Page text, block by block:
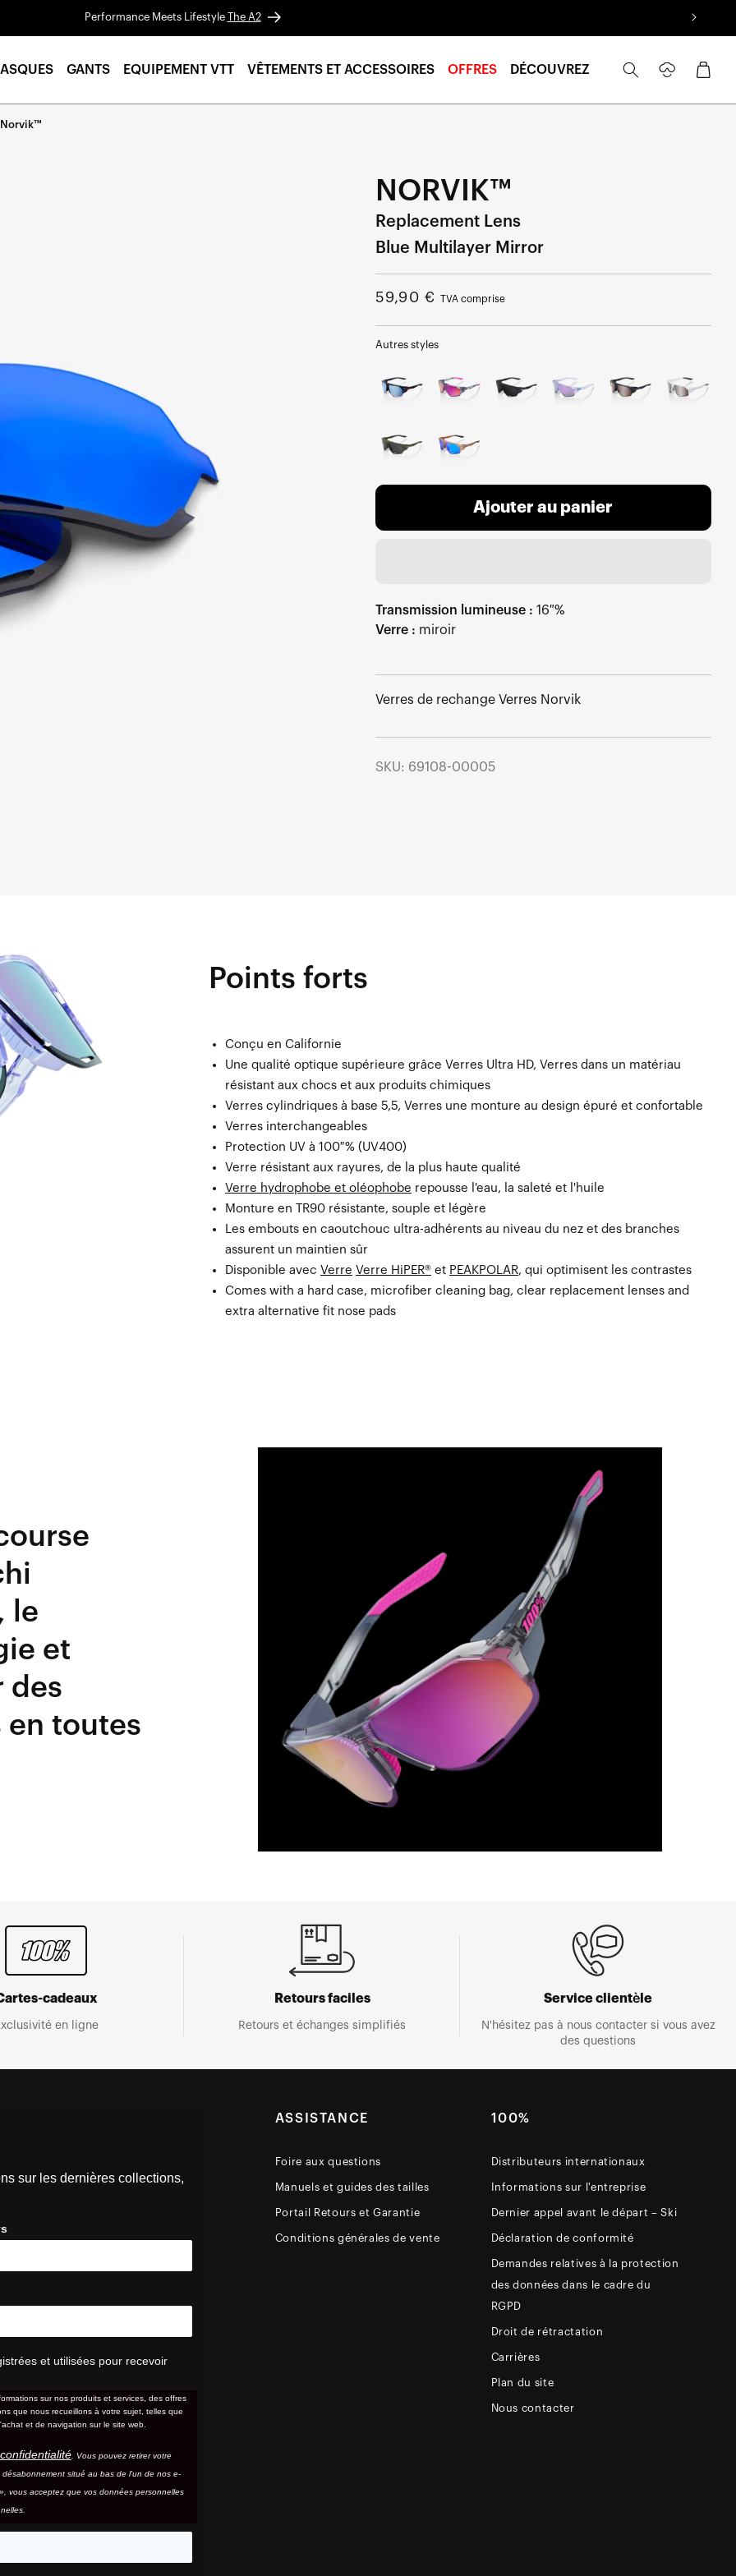
Performance Meets Lifestyle The A2
GANTS EQUIPEMENT VTT VÊTEMENTS ET ACCESSOIRES OFFRES DÉCOUVREZ
connecter
Panier
NORVIK™
Replacement Lens
Blue Multilayer Mirror
Prix
59,90 € TVA comprise
Autres styles
Ajouter au panier
Transmission lumineuse : 16 %
Verre : miroir
Verres de rechange Verres Norvik
SKU: 69108-00005
Points forts
Conçu en Californie
Une qualité optique supérieure grâce Verres Ultra HD, Verres dans un matériau
résistant aux chocs et aux produits chimiques
Verres cylindriques à base 5,5, Verres une monture au design épuré et confortable
Verres interchangeables
Protection UV à 100 % (UV400)
Verre résistant aux rayures, de la plus haute qualité
Verre hydrophobe et oléophobe repousse l'eau, la saleté et l'huile
Monture en TR90 résistante, souple et légère
Les embouts en caoutchouc ultra-adhérents au niveau du nez et des branches
assurent un maintien sûr
Disponible avec Verre Verre HiPER® et PEAKPOLAR, qui optimisent les contrastes
Comes with a hard case, microfiber cleaning bag, clear replacement lenses and
extra alternative fit nose pads
le
et
des
en toutes
cadeaux
en ligne
Retours faciles
Retours et échanges simplifiés
Service clientèle
N'hésitez pas à nous contacter si vous avez
des questions
sur les dernières collections,
et utilisées pour recevoir
sur nos produits et services, des offres
que nous recueillons à votre sujet, telles que
et de navigation sur le site web.
. Vous pouvez retirer votre
situé au bas de l'un de nos e-
vous acceptez que vos données personnelles
ASSISTANCE
Foire aux questions
Manuels et guides des tailles
Portail Retours et Garantie
Conditions générales de vente
100%
Distributeurs internationaux
Informations sur l'entreprise
Dernier appel avant le départ – Ski
Déclaration de conformité
Demandes relatives à la protection
des données dans le cadre du
RGPD
Droit de rétractation
Carrières
Plan du site
Nous contacter